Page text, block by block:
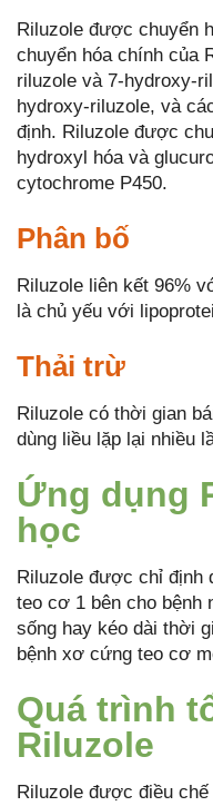
Riluzole được chuyển
chuyển hóa chính của
riluzole và 7-hydroxy-
hydroxy-riluzole, và
định. Riluzole được
hydroxyl hóa và
cytochrome P450.
Phân bố
Riluzole liên kết 96%
là chủ yếu với
Thải trừ
Riluzole có thời gian
dùng liều lặp lại nhiều
Ứng dụng
học
Riluzole được chỉ định
teo cơ 1 bên cho bệnh
sống hay kéo dài thời
bệnh xơ cứng teo cơ
Quá trình
Riluzole
Riluzole được điều